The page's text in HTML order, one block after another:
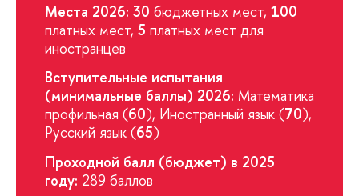
Места 2026: 30 бюджетных мест, 100
платных мест, 5 платных мест для
иностранцев
Вступительные испытания
(минимальные баллы) 2026: Математика
профильная (60), Иностранный язык (70),
Русский язык (65)
Проходной балл (бюджет) в 2025
году: 289 баллов